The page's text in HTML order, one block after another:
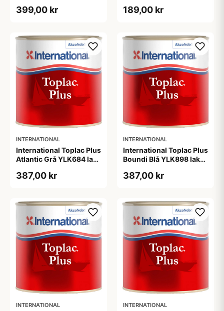
399,00 kr
0,375L
189,00 kr
INTERNATIONAL
International Toplac Plus
Atlantic Grå YLK684 lak
387,00 kr
INTERNATIONAL
International Toplac Plus
Boundi Blå YLK898 lak
387,00 kr
INTERNATIONAL INTERNATIONAL